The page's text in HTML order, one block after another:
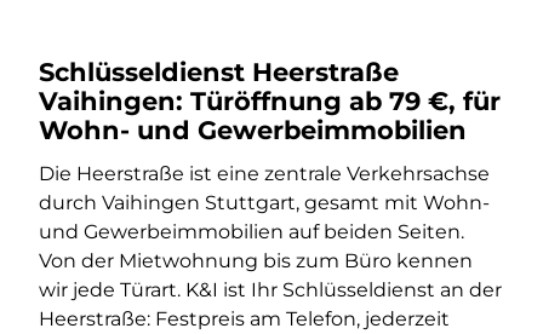
Schlüsseldienst Heerstraße
Vaihingen: Türöffnung ab 79 €, für
Wohn- und Gewerbeimmobilien
Die Heerstraße ist eine zentrale Verkehrsachse
durch Vaihingen Stuttgart, gesamt mit Wohn-
und Gewerbeimmobilien auf beiden Seiten.
Von der Mietwohnung bis zum Büro kennen
wir jede Türart. K&I ist Ihr Schlüsseldienst an der
Heerstraße: Festpreis am Telefon, jederzeit